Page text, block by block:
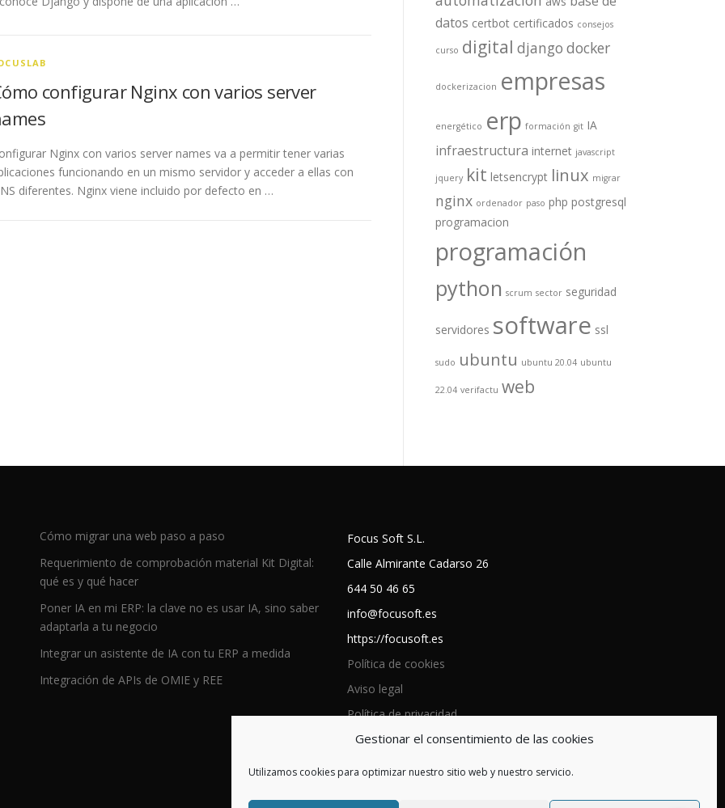
Gestionar el consentimiento de las cookies
Utilizamos cookies para optimizar nuestro sitio web y nuestro servicio.
configurar Nginx con varios server
Nginx con varios server names va a permitir tener varias
funcionando en un mismo servidor y acceder a ellas con
diferentes. Nginx viene incluido por defecto en …
datos certbot certificados consejos
curso digital django docker
dockerizacion empresas
energético erp formación git IA
infraestructura internet javascript
jquery kit letsencrypt linux migrar
nginx ordenador paso php postgresql
programacion
programación
python scrum sector seguridad
servidores software ssl
sudo ubuntu ubuntu 20.04 ubuntu
22.04 verifactu web
Cómo migrar una web paso a paso
Requerimiento de comprobación material Kit Digital:
qué es y qué hacer
Poner IA en mi ERP: la clave no es usar IA, sino saber
adaptarla a tu negocio
Integrar un asistente de IA con tu ERP a medida
Integración de APIs de OMIE y REE
Focus Soft S.L.
Calle Almirante Cadarso 26
644 50 46 65
info@focusoft.es
https://focusoft.es
Política de cookies
Aviso legal
Política de privacidad